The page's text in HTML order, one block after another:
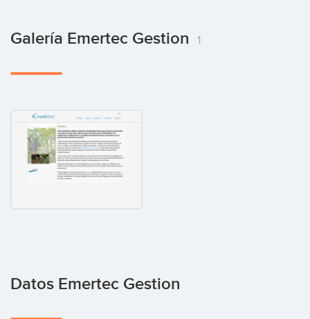
Galería Emertec Gestion 1
Datos Emertec Gestion